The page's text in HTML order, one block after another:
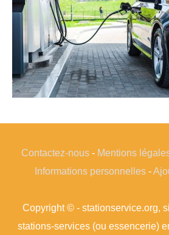
Contactez-nous- Mentions
Informations personnelles -
Copyright © - stationservice.org,
stations-services (ou essencerie)